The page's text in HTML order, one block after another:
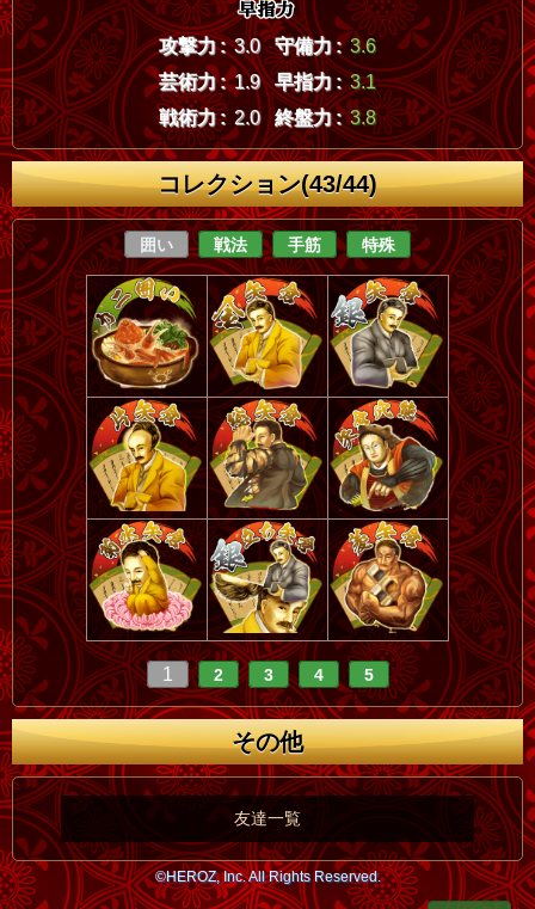
攻撃力 : 3.0 守備力 : 3.6
芸術力 : 1.9 早指力 : 3.1
戦術力 : 2.0 終盤力 : 3.8
コレクション(43/44)
囲い 戦法 手筋 特殊
1 2 3 4 5
その他
友達一覧
©HEROZ, Inc. All Rights Reserved.